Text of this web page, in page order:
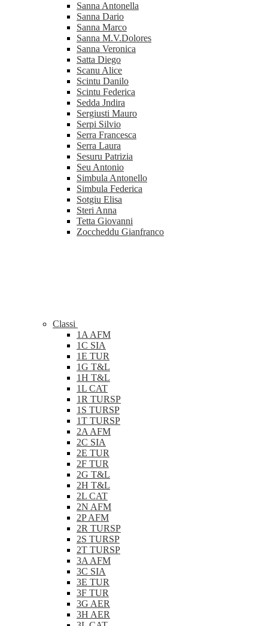
Sanna Antonella
Sanna Dario
Sanna Marco
Sanna M.V.Dolores
Sanna Veronica
Satta Diego
Scanu Alice
Scintu Danilo
Scintu Federica
Sedda Jndira
Sergiusti Mauro
Serpi Silvio
Serra Francesca
Serra Laura
Sesuru Patrizia
Seu Antonio
Simbula Antonello
Simbula Federica
Sotgiu Elisa
Steri Anna
Tetta Giovanni
Zoccheddu Gianfranco
Classi
1A AFM
1C SIA
1E TUR
1G T&L
1H T&L
1L CAT
1R TURSP
1S TURSP
1T TURSP
2A AFM
2C SIA
2E TUR
2F TUR
2G T&L
2H T&L
2L CAT
2N AFM
2P AFM
2R TURSP
2S TURSP
2T TURSP
3A AFM
3C SIA
3E TUR
3F TUR
3G AER
3H AER